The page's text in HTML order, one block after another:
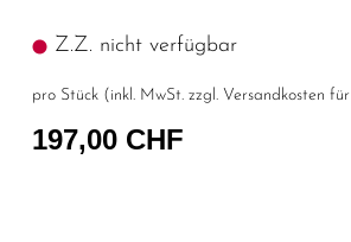
Z.Z. nicht verfügbar
pro Stück (inkl. MwSt. zzgl. Versandkosten
197,00 CHF